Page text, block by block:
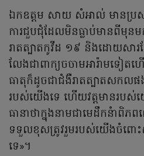
ឯកឧត្តម សាយ សំអាល់ មានប្រស
ការជួបជុំដែលមិនធ្លាប់មានពីមុន
រាតត្បាតកូវីដ ១៩ និងដោយសារ
លែងជាពាក្យចចាមអារ៉ាមទៀត
ធាតុក៏ដូចជាជំងឺរាតត្បាតសកលផ
របស់យើងទេ ហើយវត្តមានរបស់
ធានាថាក្នុងនាមជាមេដឹកនំាពិ
ទទួលខុសត្រូវរួមរបស់យើងចំពោះ
ទេ»។